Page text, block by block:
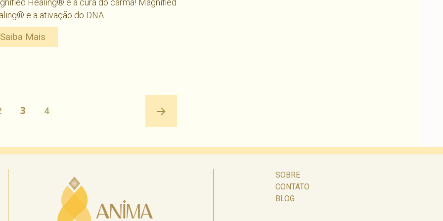
Healing® e a cura do carma! Magnified
e a ativação do DNA.
Saiba Mais
PÁGINA
3 Página
4
SOBRE
CONTATO
BLOG